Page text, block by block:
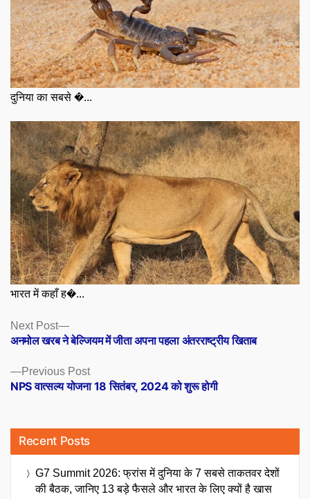
दुनिया का सबसे �...
भारत में कहाँ ह�...
Posts
navigation
Previous PostPrevious
post:
NPS वात्सल्य योजना 18 सितंबर, 2024 को शुरू होगी
Next Post
Next
post:
अनमोल खरब ने बेल्जियम में जीता अपना पहला अंतरराष्ट्रीय खिताब
Recent Posts
G7 Summit 2026: फ्रांस में दुनिया के 7 सबसे ताकतवर देशों
की बैठक, जानिए 13 बड़े फैसले और भारत के लिए क्यों है खास